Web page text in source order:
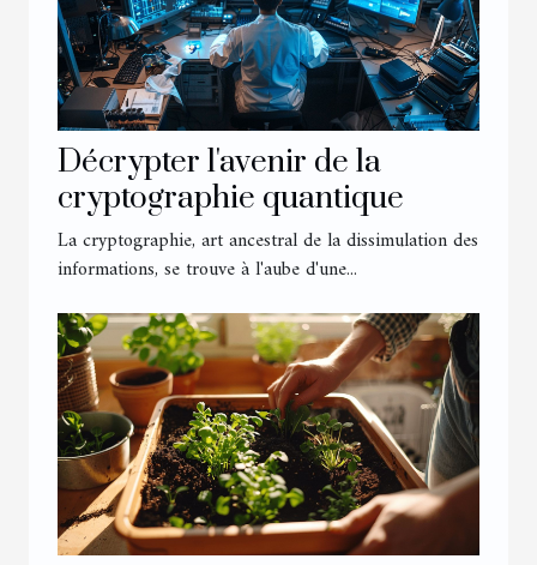
Décrypter l'avenir de la
cryptographie quantique
La cryptographie, art ancestral de la dissimulation des
informations, se trouve à l'aube d'une...